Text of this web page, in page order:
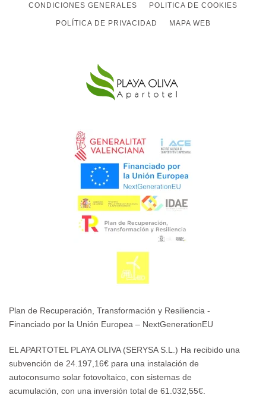
CONDICIONES GENERALES POLITICA DE COOKIES
POLÍTICA DE PRIVACIDAD MAPA WEB
Plan de Recuperación, Transformación y Resiliencia -
Financiado por la Unión Europea – NextGenerationEU
EL APARTOTEL PLAYA OLIVA (SERYSA S.L.) Ha recibido una
subvención de 24.197,16€ para una instalación de
autoconsumo solar fotovoltaico, con sistemas de
acumulación, con una inversión total de 61.032,55€.